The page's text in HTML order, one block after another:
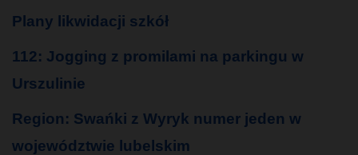
Plany likwidacji szkół
112: Jogging z promilami na parkingu w
Urszulinie
Region: Swańki z Wyryk numer jeden w
województwie lubelskim